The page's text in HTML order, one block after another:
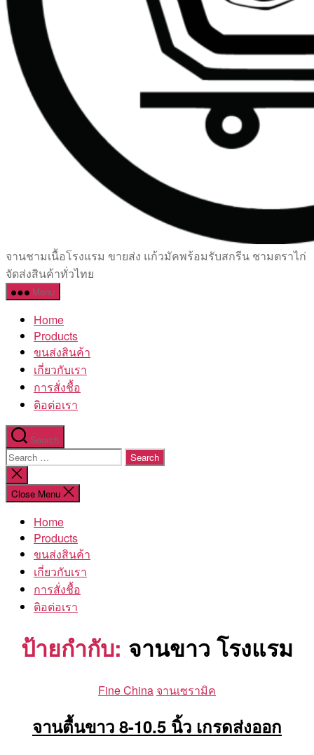
เซรามิค
ครบ
ครัน
โรงงาน
จานชามเนื้อโรงแรม ขายส่ง แก้วมัคพร้อมรับสกรีน ชามตราไก่
จัดส่งสินค้าทั่วไทย
Menu
Home
Products
ขนส่งสินค้า
เกี่ยวกับเรา
การสั่งชื้อ
ติอต่อเรา
Search
Search
for:
Close
search
Close Menu
Home
Products
ขนส่งสินค้า
เกี่ยวกับเรา
การสั่งชื้อ
ติอต่อเรา
ป้ายกำกับ: จานขาว โรงแรม
Categories
Fine China จานเซรามิค
จานตื้นขาว 8-10.5 นิ้ว เกรดส่งออก